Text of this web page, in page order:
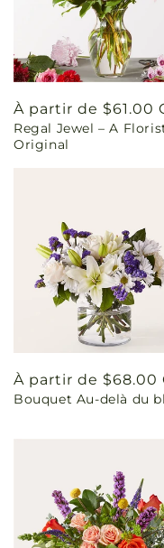
Prix
habituel
À partir de $61.00
Regal Jewel – A
Original
Prix
habituel
À partir de $68.00
Bouquet Au-delà du